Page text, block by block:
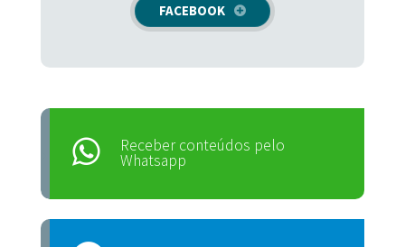
FACEBOOK
Receber conteúdos pelo
Whatsapp